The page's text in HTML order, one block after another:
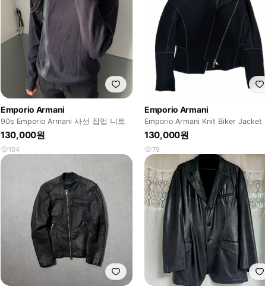
Emporio Armani
90s Emporio Armani 사선 집업 니트
130,000원
104
Emporio Armani
Emporio Armani Knit Biker Jacket
130,000원
79